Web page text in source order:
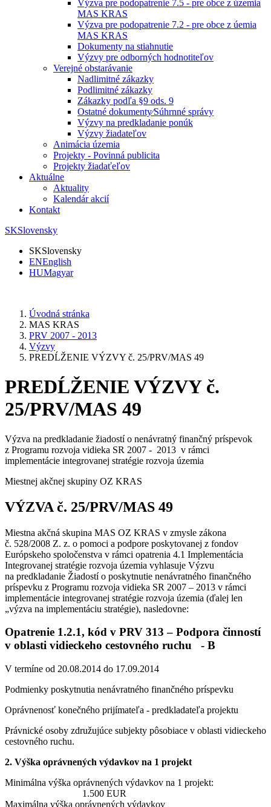
Výzva pre podopatrenie 7.5 - pre obce z územia
MAS KRAS
Výzva pre podopatrenie 7.2 - pre obce z úemia
MAS KRAS
Dokumenty na stiahnutie
Výzvy pre odborných hodnotiteľov
Verejné obstarávanie
Nadlimitné zákazky
Podlimitné zákazky
Zákazky podľa §9 ods. 9
Ostatné dokumenty⁄Súhrnné správy
Výzvy na predkladanie ponúk
Výzvy žiadateľov
Animácia územia
Projekty - Povinná publicita
Projekty žiadaťeľov
Aktuálne
Aktuality
Kalendár akcií
Kontakt
SKSlovensky
SKSlovensky
ENEnglish
HUMagyar
Úvodná stránka
MAS KRAS
PRV 2007 - 2013
Výzvy
PREDĹŽENIE VÝZVY č. 25/PRV/MAS 49
PREDĹŽENIE VÝZVY č.
25/PRV/MAS 49
Výzva na predkladanie žiadostí o nenávratný finančný príspevok
z Programu rozvoja vidieka SR 2007 - 2013 v rámci
implementácie integrovanej stratégie rozvoja územia
Miestnej akčnej skupiny OZ KRAS
VÝZVA č. 25/PRV/MAS 49
Miestna akčná skupina MAS OZ KRAS v zmysle zákona
č. 528/2008 Z. z. o pomoci a podpore poskytovanej z fondov
Európskeho spoločenstva v rámci opatrenia 4.1 Implementácia
Integrovanej stratégie rozvoja územia vyhlasuje Výzvu
na predkladanie Žiadostí o poskytnutie nenávratného finančného
príspevku z Programu rozvoja vidieka SR 2007 – 2013 v rámci
implementácie integrovanej stratégie rozvoja územia (ďalej len
„výzva na implementáciu stratégie), nasledovne:
Opatrenie 1.2.1, kód v PRV 313 – Podpora činností
v oblasti vidieckeho cestovného ruchu - B
V termíne od 20.08.2014 do 17.09.2014
Podmienky poskytnutia nenávratného finančného príspevku
Oprávnenosť konečného prijímateľa - predkladateľa projektu
Právnické osoby združujúce subjekty pôsobiace v oblasti vidieckeho
cestovného ruchu.
2. Výška oprávnených výdavkov na 1 projekt
Minimálna výška oprávnených výdavkov na 1 projekt:
1.500 EUR
Maximálna výška oprávnených výdavkov